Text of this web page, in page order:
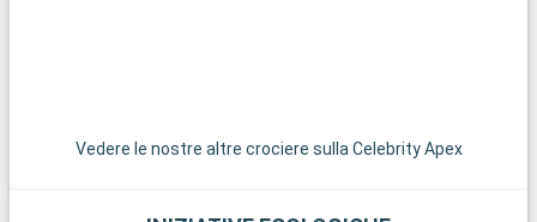
Vedere le nostre altre crociere sulla Celebrity Apex